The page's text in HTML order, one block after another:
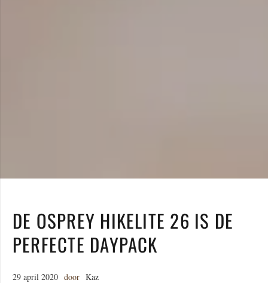
DE OSPREY HIKELITE 26 IS DE
PERFECTE DAYPACK
29 april 2020 door Kaz